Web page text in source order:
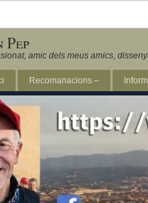
amic dels meus amics,
Recomanacions –
295